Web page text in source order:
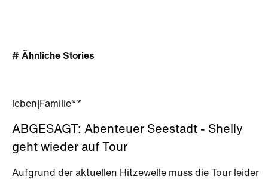
# Ähnliche Stories
leben Familie**
ABGESAGT: Abenteuer Seestadt - Shelly
geht wieder auf Tour
Aufgrund der aktuellen Hitzewelle muss die Tour leider